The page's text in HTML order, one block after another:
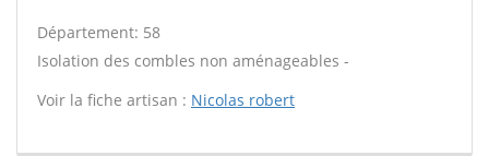
Département: 58
Isolation des combles non aménageables -
Voir la fiche artisan : Nicolas robert